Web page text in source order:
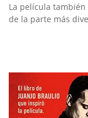
La película
de la parte más